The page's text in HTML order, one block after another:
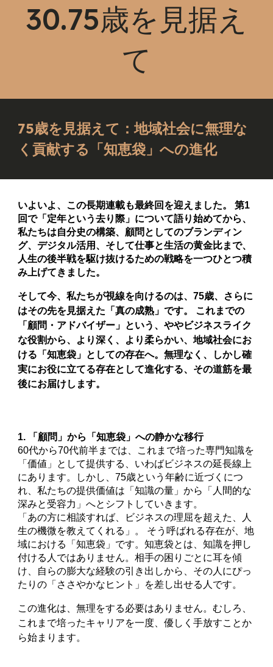
30.75歳を見据え
て
75歳を見据えて：地域社会に無理な
く貢献する「知恵袋」への進化
いよいよ、この長期連載も最終回を迎えました。 第1
回で「定年という去り際」について語り始めてから、
私たちは自分史の構築、顧問としてのブランディン
グ、デジタル活用、そして仕事と生活の黄金比まで、
人生の後半戦を駆け抜けるための戦略を一つひとつ積
み上げてきました。
そして今、私たちが視線を向けるのは、75歳、さらに
はその先を見据えた「真の成熟」です。 これまでの
「顧問・アドバイザー」という、ややビジネスライク
な役割から、より深く、より柔らかい、地域社会にお
ける「知恵袋」としての存在へ。無理なく、しかし確
実にお役に立てる存在として進化する、その道筋を最
後にお届けします。
1. 「顧問」から「知恵袋」への静かな移行
60代から70代前半までは、これまで培った専門知識を
「価値」として提供する、いわばビジネスの延長線上
にあります。しかし、75歳という年齢に近づくにつ
れ、私たちの提供価値は「知識の量」から「人間的な
深みと受容力」へとシフトしていきます。
「あの方に相談すれば、ビジネスの理屈を超えた、人
生の機微を教えてくれる」。 そう呼ばれる存在が、地
域における「知恵袋」です。知恵袋とは、知識を押し
付ける人ではありません。相手の困りごとに耳を傾
け、自らの膨大な経験の引き出しから、その人にぴっ
たりの「ささやかなヒント」を差し出せる人です。
この進化は、無理をする必要はありません。むしろ、
これまで培ったキャリアを一度、優しく手放すことか
ら始まります。